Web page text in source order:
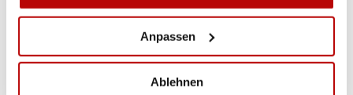
Anpassen
Ablehnen